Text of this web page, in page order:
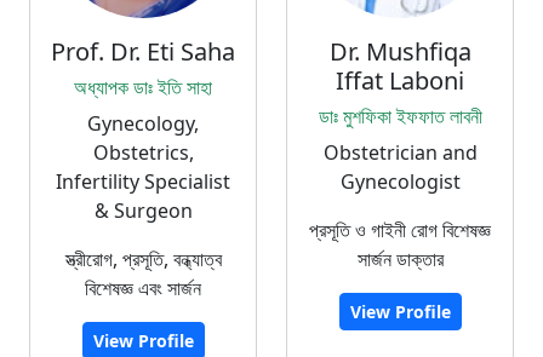
Prof. Dr. Eti Saha
অধ্যাপক ডাঃ ইতি সাহা
Gynecology,
Obstetrics,
Infertility Specialist
& Surgeon
স্ত্রীরোগ, প্রসূতি, বন্ধ্যাত্ব
বিশেষজ্ঞ এবং সার্জন
View Profile
Dr. Mushfiqa
Iffat Laboni
ডাঃ মুশফিকা ইফফাত লাবনী
Obstetrician and
Gynecologist
প্রসূতি ও গাইনী রোগ বিশেষজ্ঞ
সার্জন ডাক্তার
View Profile